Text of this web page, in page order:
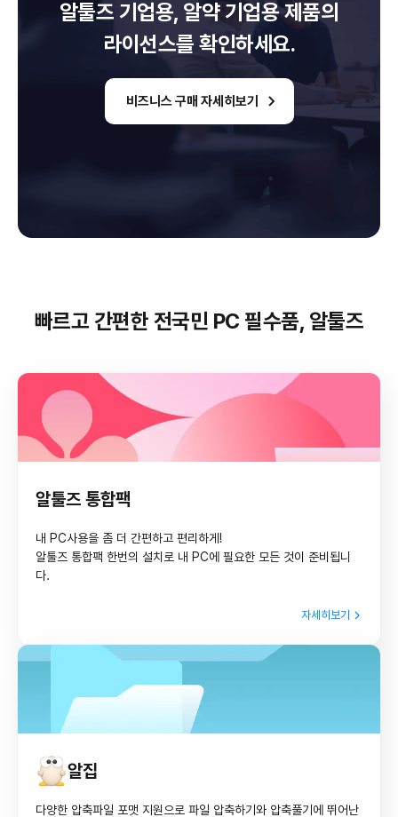
알툴즈 기업용, 알약 기업용 제품의
라이선스를 확인하세요.
비즈니스 구매 자세히보기
빠르고 간편한 전국민 PC 필수품, 알툴즈
알툴즈 통합팩
내 PC사용을 좀 더 간편하고 편리하게!
알툴즈 통합팩 한번의 설치로 내 PC에 필요한 모든 것이 준비됩니
다.
자세히보기
알집
다양한 압축파일 포맷 지원으로 파일 압축하기와 압축풀기에 뛰어난